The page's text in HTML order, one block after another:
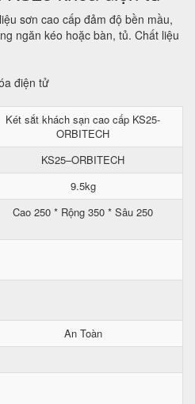
sơn cao cấp đảm độ bền mầu,
ngăn kéo hoặc bàn, tủ. Chất liệu
Két sắt khách sạn cao cấp KS25-
ORBITECH
KS25–ORBITECH
9.5kg
Cao 250 * Rộng 350 * Sâu 250
An Toàn